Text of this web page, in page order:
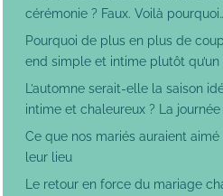
cérémonie ? Faux. Voilà pourquoi…
Pourquoi de plus en plus de
end simple et intime plutôt
L’automne serait-elle la saison
intime et chaleureux ? La
Ce que nos mariés auraient
leur lieu
Le retour en force du mariage